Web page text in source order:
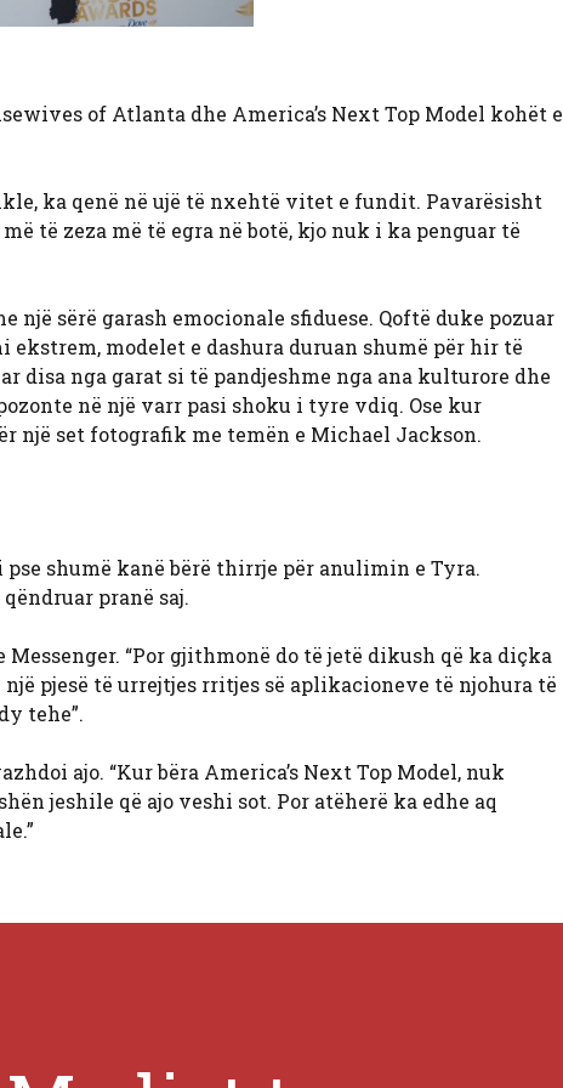
of Atlanta dhe America’s Next Top Model kohët e
ka qenë në ujë të nxehtë vitet e fundit. Pavarësisht
të zeza më të egra në botë, kjo nuk i ka penguar të
sërë garash emocionale sfiduese. Qoftë duke pozuar
modelet e dashura duruan shumë për hir të
disa nga garat si të pandjeshme nga ana kulturore dhe
në një varr pasi shoku i tyre vdiq. Ose kur
një set fotografik me temën e Michael Jackson.
shumë kanë bërë thirrje për anulimin e Tyra.
pranë saj.
“Por gjithmonë do të jetë dikush që ka diçka
pjesë të urrejtjes rritjes së aplikacioneve të njohura të
tehe”.
ajo. “Kur bëra America’s Next Top Model, nuk
jeshile që ajo veshi sot. Por atëherë ka edhe aq